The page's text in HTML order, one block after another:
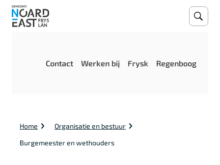
Open
e
Contact Werken bij Frysk Regenboog
K
u
Home
Organisatie en bestuur
Burgemeester en wethouders